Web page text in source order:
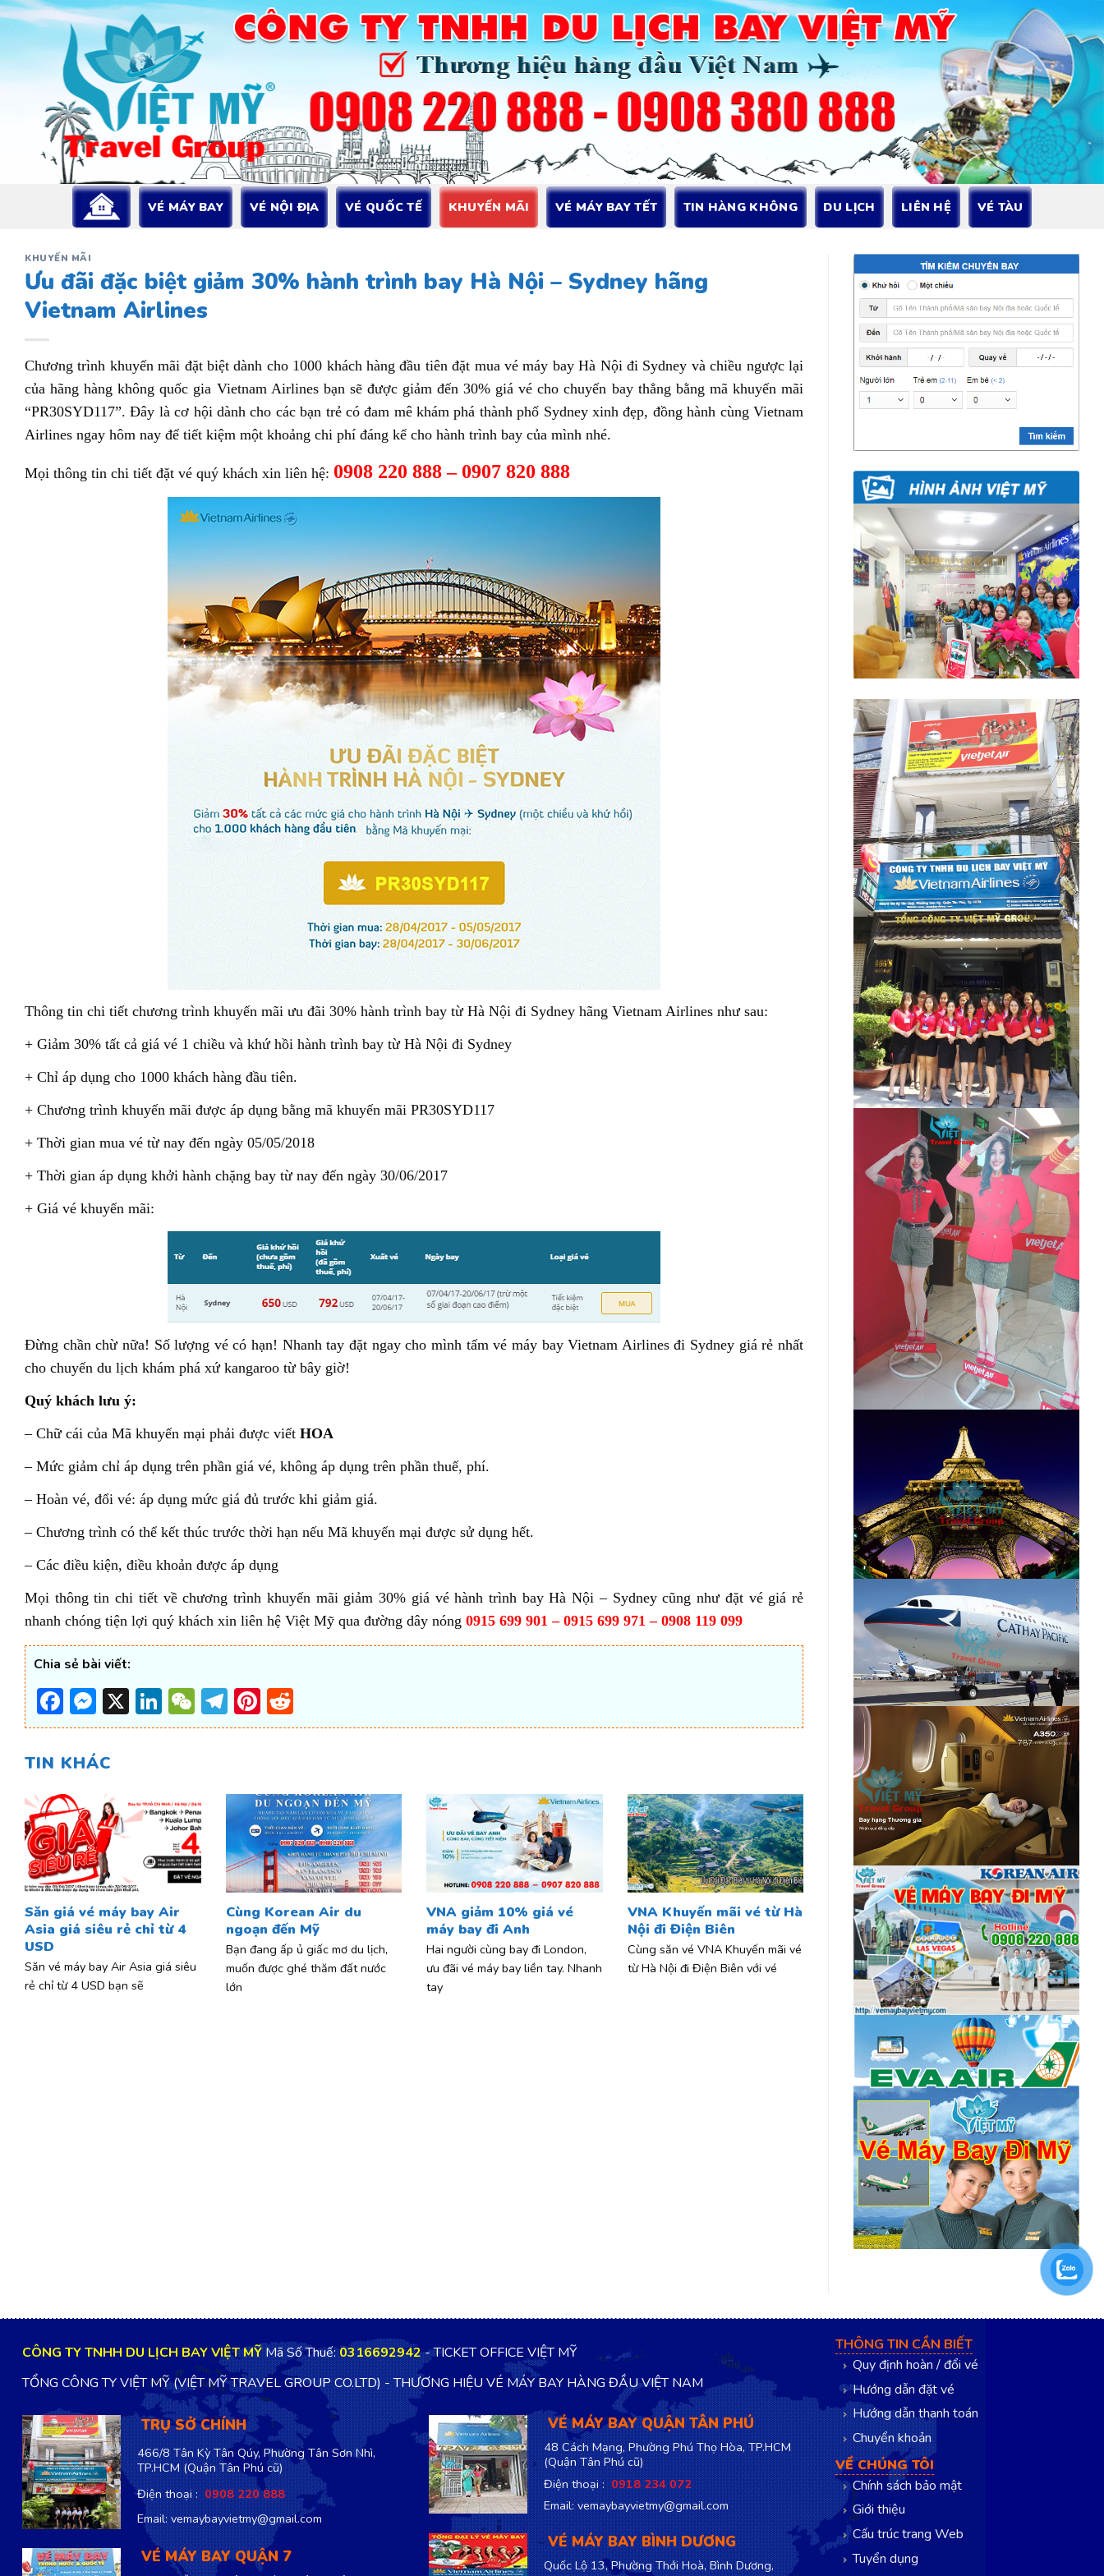
Bỏ
dung
VÉ MÁY BAY VÉ NỘI ĐỊA VÉ QUỐC TẾ KHUYẾN MÃI VÉ MÁY BAY TẾT TIN HÀNG KHÔNG DU LỊCH LIÊN HỆ VÉ TÀU
KHUYẾN MÃI
Ưu đãi đặc biệt giảm 30% hành trình bay Hà Nội – Sydney hãng
Vietnam Airlines
Chương trình khuyến mãi đặt biệt dành cho 1000 khách hàng đầu tiên đặt mua vé máy bay Hà Nội đi Sydney và chiều ngược lại
của hãng hàng không quốc gia Vietnam Airlines bạn sẽ được giảm đến 30% giá vé cho chuyến bay thẳng bằng mã khuyến mãi
“PR30SYD117”. Đây là cơ hội dành cho các bạn trẻ có đam mê khám phá thành phố Sydney xinh đẹp, đồng hành cùng Vietnam
Airlines ngay hôm nay để tiết kiệm một khoảng chi phí đáng kể cho hành trình bay của mình nhé.
Mọi thông tin chi tiết đặt vé quý khách xin liên hệ: 0908 220 888 – 0907 820 888
Thông tin chi tiết chương trình khuyến mãi ưu đãi 30% hành trình bay từ Hà Nội đi Sydney hãng Vietnam Airlines như sau:
+ Giảm 30% tất cả giá vé 1 chiều và khứ hồi hành trình bay từ Hà Nội đi Sydney
+ Chỉ áp dụng cho 1000 khách hàng đầu tiên.
+ Chương trình khuyến mãi được áp dụng bằng mã khuyến mãi PR30SYD117
+ Thời gian mua vé từ nay đến ngày 05/05/2018
+ Thời gian áp dụng khởi hành chặng bay từ nay đến ngày 30/06/2017
+ Giá vé khuyến mãi:
Đừng chần chừ nữa! Số lượng vé có hạn! Nhanh tay đặt ngay cho mình tấm vé máy bay Vietnam Airlines đi Sydney giá rẻ nhất
cho chuyến du lịch khám phá xứ kangaroo từ bây giờ!
Quý khách lưu ý:
– Chữ cái của Mã khuyến mại phải được viết HOA
– Mức giảm chỉ áp dụng trên phần giá vé, không áp dụng trên phần thuế, phí.
– Hoàn vé, đổi vé: áp dụng mức giá đủ trước khi giảm giá.
– Chương trình có thể kết thúc trước thời hạn nếu Mã khuyến mại được sử dụng hết.
– Các điều kiện, điều khoản được áp dụng
Mọi thông tin chi tiết về chương trình khuyến mãi giảm 30% giá vé hành trình bay Hà Nội – Sydney cũng như đặt vé giá rẻ
nhanh chóng tiện lợi quý khách xin liên hệ Việt Mỹ qua đường dây nóng 0915 699 901 – 0915 699 971 – 0908 119 099
Chia sẻ bài viết:
Facebook
Messenger
X LinkedIn
WeChat
Telegram
Pinterest
TIN KHÁC
Săn giá vé máy bay Air
Asia giá siêu rẻ chỉ từ 4
USD
Săn vé máy bay Air Asia giá siêu
rẻ chỉ từ 4 USD bạn sẽ
Cùng Korean Air du
ngoạn đến Mỹ
Bạn đang ấp ủ giấc mơ du lịch,
muốn được ghé thăm đất nước
lớn
VNA giảm 10% giá vé
máy bay đi Anh
Hai người cùng bay đi London,
ưu đãi vé máy bay liền tay. Nhanh
tay
VNA Khuyến mãi vé từ Hà
Nội đi Điện Biên
Cùng săn vé VNA Khuyến mãi vé
từ Hà Nội đi Điện Biên với vé
CÔNG TY TNHH DU LỊCH BAY VIỆT MỸMã Số Thuế:0316692942- TICKET OFFICE VIỆT MỸ
TỔNG CÔNG TY VIỆT MỸ (VIỆT MỸ TRAVEL GROUP CO.LTD) - THƯƠNG HIỆU VÉ MÁY BAY HÀNG ĐẦU VIỆT NAM
TRỤ SỞ CHÍNH
466/8 Tân Kỳ Tân Qúy, Phường Tân Sơn Nhì,
TP.HCM(Quận Tân Phú cũ)
Điện thoại :0908 220 888
Email: vemaybayvietmy@gmail.com
VÉ MÁY BAY QUẬN 7
VÉ MÁY BAY QUẬN TÂN PHÚ
48 Cách Mạng, Phường Phú Thọ Hòa, TP.HCM
(Quận Tân Phú cũ)
Điện thoại :0918 234 072
Email: vemaybayvietmy@gmail.com
VÉ MÁY BAY BÌNH DƯƠNG
Quốc Lộ 13, Phường Thới Hoà, Bình Dương,
THÔNG TIN CẦN BIẾT
Quy định hoàn / đổi vé
Hướng dẫn đặt vé
Hướng dẫn thanh toán
Chuyển khoản
VỀ CHÚNG TÔI
Chính sách bảo mật
Giới thiệu
Cấu trúc trang Web
Tuyển dụng